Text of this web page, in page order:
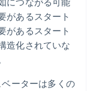
があるスタート
があるスタート
造化されていな
ーターは多くの